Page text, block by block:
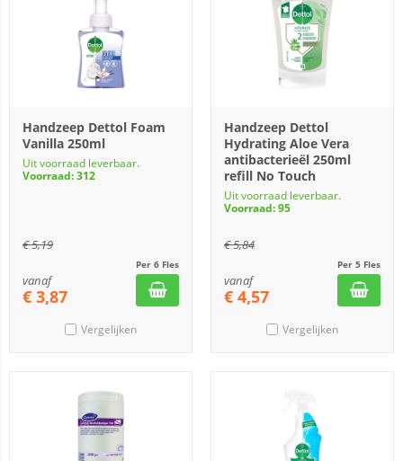
Handzeep Dettol Foam
Vanilla 250ml
Uit voorraad leverbaar.
Voorraad: 312
€5,19
Per 6 Fles
vanaf
€ 3,87
Vergelijken
Handzeep Dettol
Hydrating Aloe Vera
antibacterieël 250ml
refill No Touch
Uit voorraad leverbaar.
Voorraad: 95
€5,84
Per 5 Fles
vanaf
€ 4,57
Vergelijken